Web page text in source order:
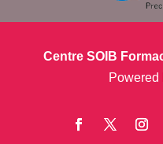
Centre SOIB